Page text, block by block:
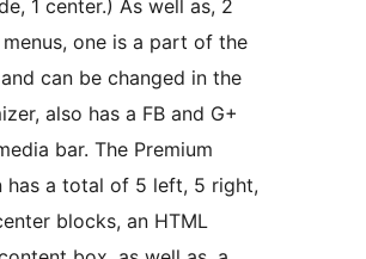
1 center.) As well as, 2
menus, one is a part of the
can be changed in the
also has a FB and G+
bar. The Premium
has a total of 5 left, 5 right,
blocks, an HTML